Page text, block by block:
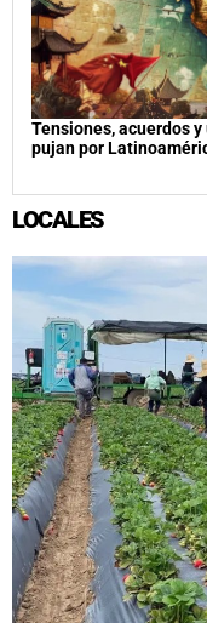
Tensiones, acuerdos y
pujan por
LOCALES